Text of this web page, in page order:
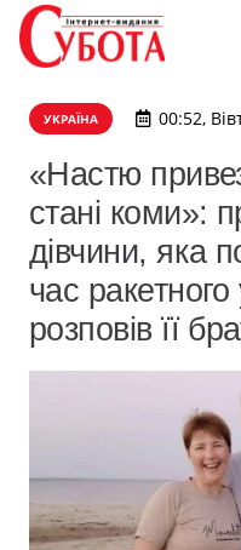
УКРАЇНА 00:52,
«Настю
стані коми»:
дівчини, яка
час
розповів її